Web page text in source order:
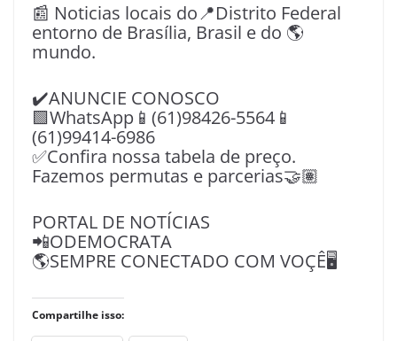
📰 Noticias locais do📍Distrito Federal
entorno de Brasília, Brasil e do 🌎
mundo.
✔️ANUNCIE CONOSCO
🟩WhatsApp📱(61)98426-5564📱
(61)99414-6986
✅Confira nossa tabela de preço.
Fazemos permutas e parcerias🤝🏽
PORTAL DE NOTÍCIAS
📲ODEMOCRATA
🌎SEMPRE CONECTADO COM VOÇÊ🖥️
Compartilhe isso: